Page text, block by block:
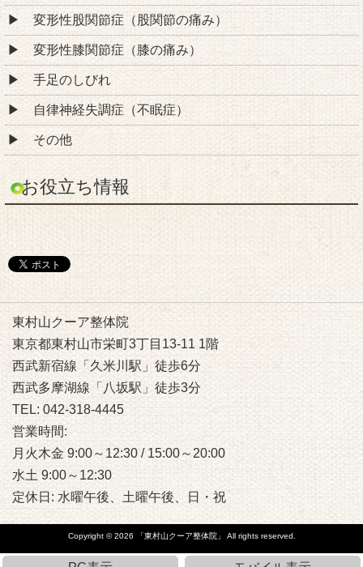
変形性股関節症（股関節の痛み）
変形性膝関節症（膝の痛み）
手足のしびれ
自律神経失調症（不眠症）
その他
お役立ち情報
東村山クーア整体院
東京都東村山市栄町3丁目13-11 1階
西武新宿線「久米川駅」徒歩6分
西武多摩湖線「八坂駅」徒歩3分
TEL: 042-318-4445
営業時間:
月火木金 9:00～12:30 / 15:00～20:00
水土 9:00～12:30
定休日: 水曜午後、土曜午後、日・祝
Copyright © 2026 「東村山クーア整体院」 All rights reserved.